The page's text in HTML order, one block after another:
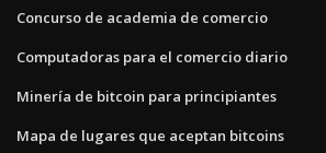
Concurso de academia de comercio
Computadoras para el comercio diario
Minería de bitcoin para principiantes
Mapa de lugares que aceptan bitcoins